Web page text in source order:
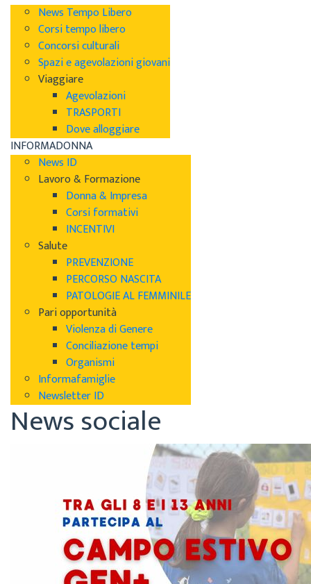
News Tempo Libero
Corsi tempo libero
Concorsi culturali
Spazi e agevolazioni giovani
Viaggiare
Agevolazioni
TRASPORTI
Dove alloggiare
INFORMADONNA
News ID
Lavoro & Formazione
Donna & Impresa
Corsi formativi
INCENTIVI
Salute
PREVENZIONE
PERCORSO NASCITA
PATOLOGIE AL FEMMINILE
Pari opportunità
Violenza di Genere
Conciliazione tempi
Organismi
Informafamiglie
Newsletter ID
News sociale